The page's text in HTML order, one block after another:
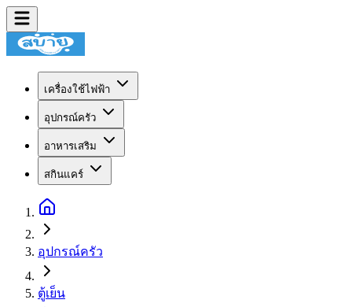
เครื่องใช้ไฟฟ้า
อุปกรณ์ครัว
อาหารเสริม
สกินแคร์
อุปกรณ์ครัว
ตู้เย็น